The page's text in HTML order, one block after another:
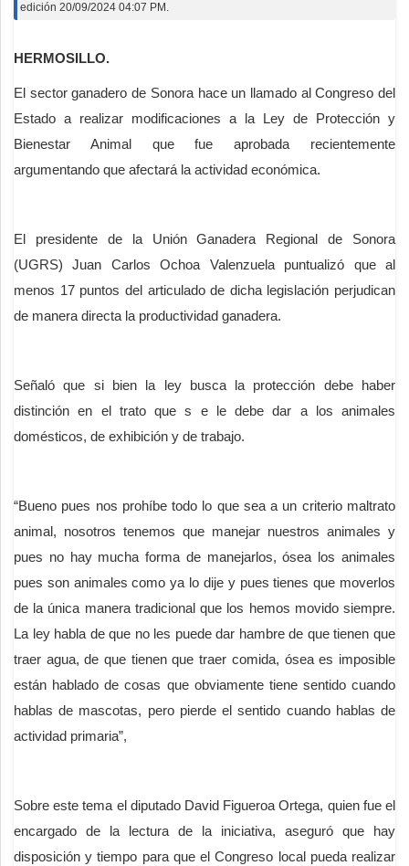
edición 20/09/2024 04:07 PM.
HERMOSILLO.
El sector ganadero de Sonora hace un llamado al Congreso del
Estado a realizar modificaciones a la Ley de Protección y
Bienestar Animal que fue aprobada recientemente
argumentando que afectará la actividad económica.
El presidente de la Unión Ganadera Regional de Sonora
(UGRS) Juan Carlos Ochoa Valenzuela puntualizó que al
menos 17 puntos del articulado de dicha legislación perjudican
de manera directa la productividad ganadera.
Señaló que si bien la ley busca la protección debe haber
distinción en el trato que s e le debe dar a los animales
domésticos, de exhibición y de trabajo.
“Bueno pues nos prohíbe todo lo que sea a un criterio maltrato
animal, nosotros tenemos que manejar nuestros animales y
pues no hay mucha forma de manejarlos, ósea los animales
pues son animales como ya lo dije y pues tienes que moverlos
de la única manera tradicional que los hemos movido siempre.
La ley habla de que no les puede dar hambre de que tienen que
traer agua, de que tienen que traer comida, ósea es imposible
están hablado de cosas que obviamente tiene sentido cuando
hablas de mascotas, pero pierde el sentido cuando hablas de
actividad primaria”,
Sobre este tema el diputado David Figueroa Ortega, quien fue el
encargado de la lectura de la iniciativa, aseguró que hay
disposición y tiempo para que el Congreso local pueda realizar